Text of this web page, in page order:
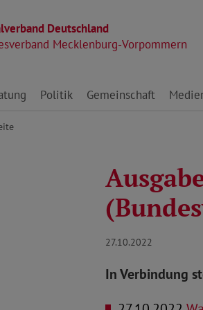
Deutschland
Mecklenburg-Vorpommern
zu den Inhalten springen
Politik Gemeinschaft
27.10.2022
In Verbindung